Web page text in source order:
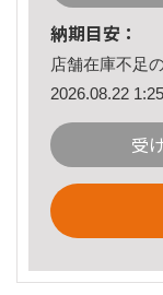
納期目安：
店舗在庫不足
2026.08.22
受